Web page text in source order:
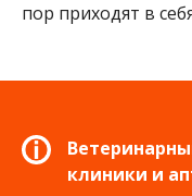
пор приходят в
клиники и